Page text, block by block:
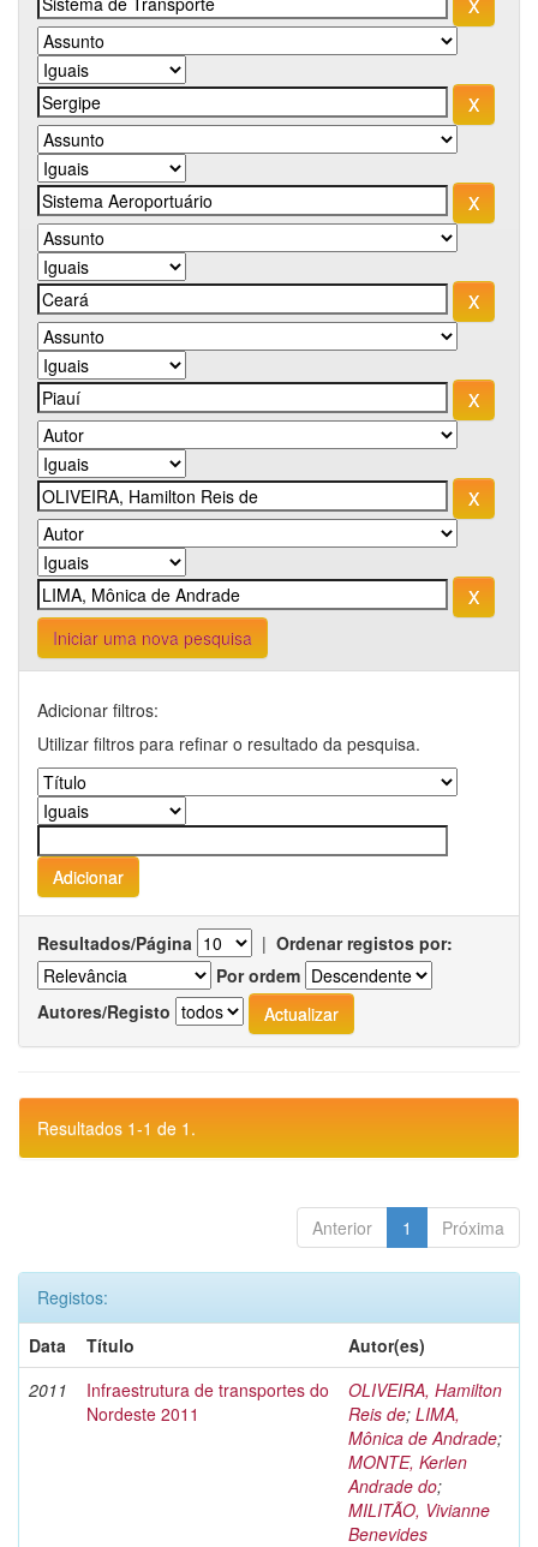
Iniciar uma nova pesquisa
Adicionar filtros:
Utilizar filtros para refinar o resultado da pesquisa.
Resultados/Página | Ordenar registos por:
Por ordem
Autores/Registo
Resultados 1-1 de 1.
Anterior 1 Próxima
Registos:
Data
Título
Autor(es)
2011
Infraestrutura de transportes do
Nordeste 2011
OLIVEIRA, Hamilton
Reis de; LIMA,
Mônica de Andrade;
MONTE, Kerlen
Andrade do;
MILITÃO, Vivianne
Benevides